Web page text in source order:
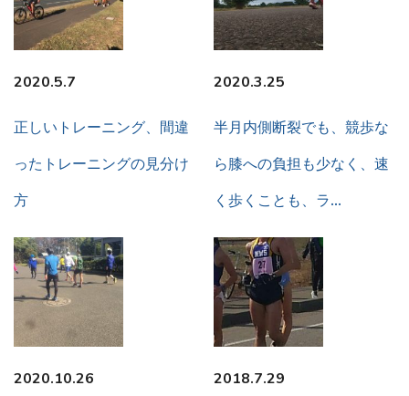
2020.5.7
正しいトレーニング、間違
ったトレーニングの見分け
方
2020.3.25
半月内側断裂でも、競歩な
ら膝への負担も少なく、速
く歩くことも、ラ…
2020.10.26 2018.7.29